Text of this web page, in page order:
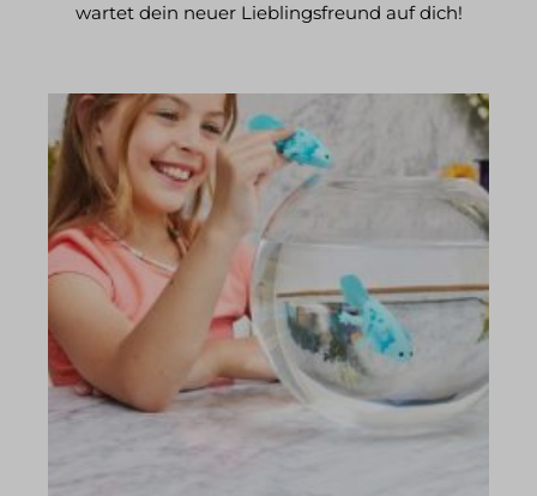
wartet dein neuer Lieblingsfreund auf dich!